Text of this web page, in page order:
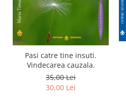
Pasi catre tine insuti.
Vindecarea cauzala.
35,00 Lei
30,00 Lei